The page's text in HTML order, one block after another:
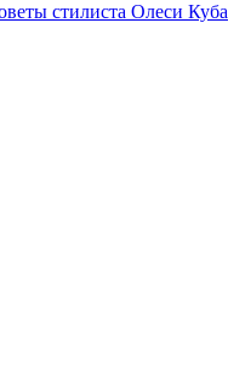
стилиста Олеси Куба